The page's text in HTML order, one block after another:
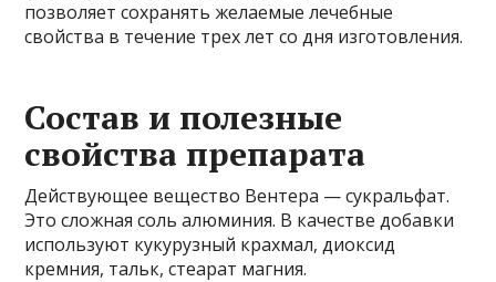
позволяет сохранять желаемые лечебные
свойства в течение трех лет со дня изготовления.
Состав и полезные
свойства препарата
Действующее вещество Вентера — сукральфат.
Это сложная соль алюминия. В качестве добавки
используют кукурузный крахмал, диоксид
кремния, тальк, стеарат магния.